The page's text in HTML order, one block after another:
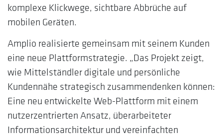
komplexe Klickwege, sichtbare Abbrüche auf
mobilen Geräten.
Amplio realisierte gemeinsam mit seinem Kunden
eine neue Plattformstrategie. „Das Projekt zeigt,
wie Mittelständler digitale und persönliche
Kundennähe strategisch zusammendenken können:
Eine neu entwickelte Web-Plattform mit einem
nutzerzentrierten Ansatz, überarbeiteter
Informationsarchitektur und vereinfachten